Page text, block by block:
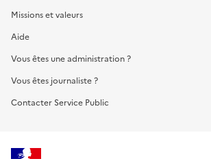
Missions et valeurs
Aide
Vous êtes une administration ?
Vous êtes journaliste ?
Contacter Service Public